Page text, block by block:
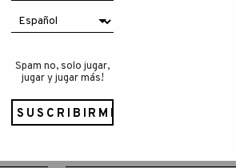
Spam no, solo jugar,
jugar y jugar más!